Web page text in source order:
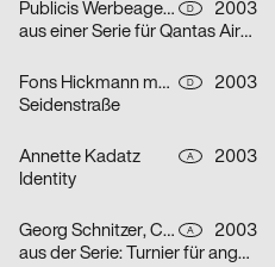
Publicis Werbeagentur GmbH D
2003
aus einer Serie für Qantas Airways Limited: one-way
Fons Hickmann m23 D
2003
Seidenstraße
Annette Kadatz A
2003
Identity
Georg Schnitzer, Christoph Priglinger, Oliver Laric A
2003
aus der Serie: Turnier für angewandten Fussball 3